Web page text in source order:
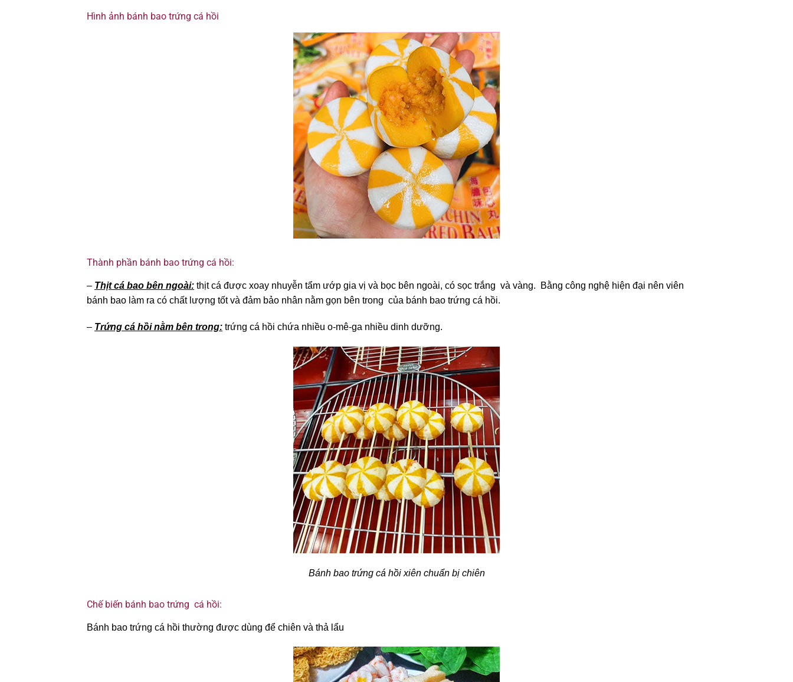
Hình ảnh bánh bao trứng cá hồi
Thành phần bánh bao trứng cá hồi:
– Thịt cá bao bên ngoài: thịt cá được xoay nhuyễn tẩm ướp gia vị và bọc bên ngoài, có sọc trắng và vàng. Bằng công nghệ hiện đại nên viên
bánh bao làm ra có chất lượng tốt và đảm bảo nhân nằm gọn bên trong của bánh bao trứng cá hồi.
– Trứng cá hồi nằm bên trong: trứng cá hồi chứa nhiều o-mê-ga nhiều dinh dưỡng.
Bánh bao trứng cá hồi xiên chuẩn bị chiên
Chế biến bánh bao trứng cá hồi:
Bánh bao trứng cá hồi thường được dùng để chiên và thả lẩu